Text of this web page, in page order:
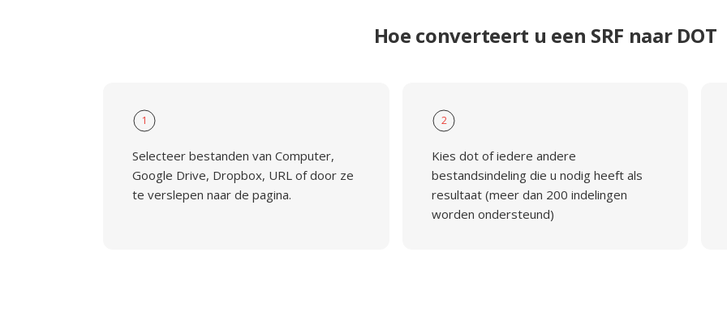
Hoe converteert u een SRF naar DOT
1
Selecteer bestanden van Computer,
Google Drive, Dropbox, URL of door ze
te verslepen naar de pagina.
2
Kies dot of iedere andere
bestandsindeling die u nodig heeft als
resultaat (meer dan 200 indelingen
worden ondersteund)